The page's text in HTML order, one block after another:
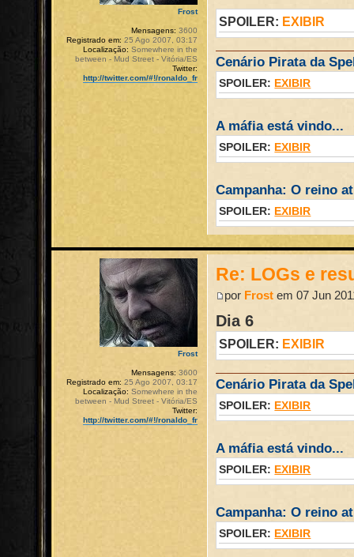
SPOILER: EXIBIR
Cenário Pirata da
SPOILER: EXIBIR
A máfia está vindo...
SPOILER: EXIBIR
Campanha: O reino
SPOILER: EXIBIR
Frost
Mensagens: 3600
Registrado em: 25 Ago 2007, 03:17
Localização: Somewhere in the
between - Mud Street - Vitória/ES
Twitter:
http://twitter.com/#!/ronaldo_fr
Re: LOGs e
por Frost em 07 Jun
Dia 6
SPOILER: EXIBIR
Cenário Pirata da
SPOILER: EXIBIR
A máfia está vindo...
SPOILER: EXIBIR
Campanha: O reino
SPOILER: EXIBIR
Frost
Mensagens: 3600
Registrado em: 25 Ago 2007, 03:17
Localização: Somewhere in the
between - Mud Street - Vitória/ES
Twitter:
http://twitter.com/#!/ronaldo_fr